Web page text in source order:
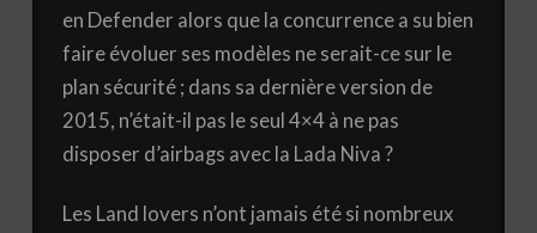
en Defender alors que la concurrence a su bien
faire évoluer ses modèles ne serait-ce sur le
plan sécurité ; dans sa dernière version de
2015, n’était-il pas le seul 4×4 à ne pas
disposer d’airbags avec la Lada Niva ?
Les Land lovers n’ont jamais été si nombreux